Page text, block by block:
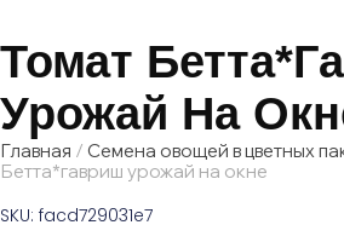
Томат
Урожай На
Главная / Семена овощей в цветных
Бетта*гавриш урожай на окне
SKU: facd729031e7